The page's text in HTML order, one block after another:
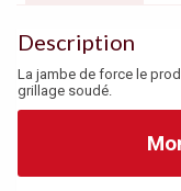
Description
La jambe de force le
grillage soudé.